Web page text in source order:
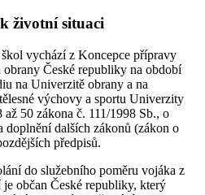
životní situaci
vychází z Koncepce přípravy
České republiky na období
na Univerzitě obrany a na
výchovy a sportu Univerzity
50 zákona č. 111/1998 Sb., o
doplnění dalších zákonů (zákon o
předpisů.
do služebního poměru vojáka z
občan České republiky, který